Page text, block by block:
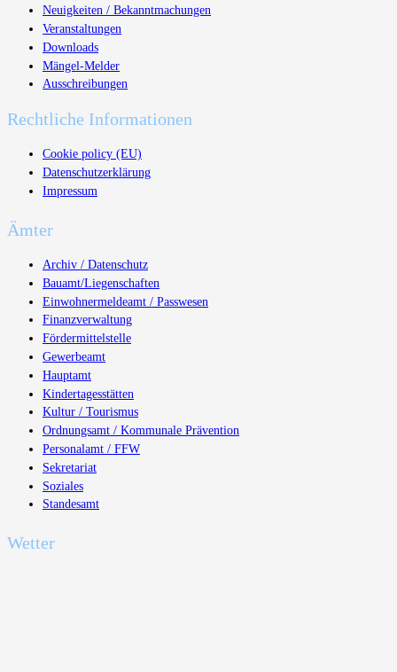
Neuigkeiten / Bekanntmachungen
Veranstaltungen
Downloads
Mängel-Melder
Ausschreibungen
Rechtliche Informationen
Cookie policy (EU)
Datenschutzerklärung
Impressum
Ämter
Archiv / Datenschutz
Bauamt/Liegenschaften
Einwohnermeldeamt / Passwesen
Finanzverwaltung
Fördermittelstelle
Gewerbeamt
Hauptamt
Kindertagesstätten
Kultur / Tourismus
Ordnungsamt / Kommunale Prävention
Personalamt / FFW
Sekretariat
Soziales
Standesamt
Wetter